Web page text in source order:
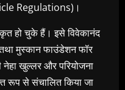
Regulations)।
हो चुके हैं। इसे विवेकानंद
तथा मुस्कान फाउंडेशन फॉर
नेहा खुल्लर और परियोजना
रूप से संचालित किया जा